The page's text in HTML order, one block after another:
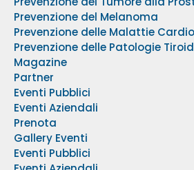
Prevenzione del Melanoma
Prevenzione delle Malattie
Prevenzione delle Patologie
Magazine
Partner
Eventi Pubblici
Eventi Aziendali
Prenota
Gallery Eventi
Eventi Pubblici